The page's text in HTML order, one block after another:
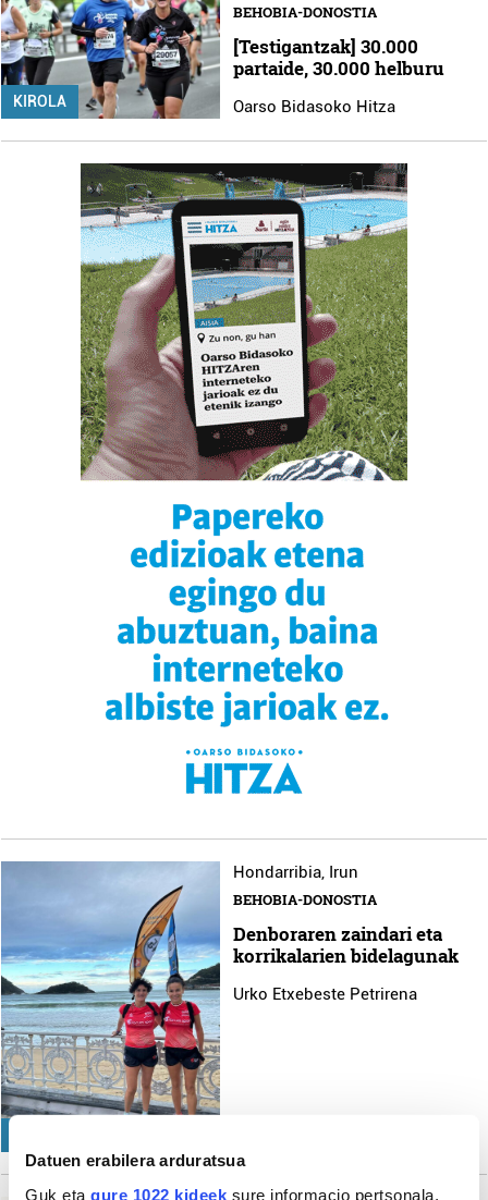
Datuen erabilera arduratsua
Guk eta gure 1022 kideek sure informacio pertsonala,
KIROLA
BEHOBIA-DONOSTIA
[Testigantzak] 30.000
partaide, 30.000 helburu
Oarso Bidasoko Hitza
Hondarribia, Irun
BEHOBIA-DONOSTIA
Denboraren zaindari eta
korrikalarien bidelagunak
Urko Etxebeste Petrirena